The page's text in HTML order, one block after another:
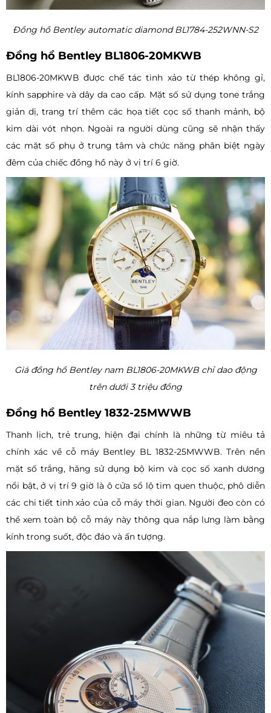
Đồng hồ Bentley automatic diamond BL1784-252WNN-S2
Đồng hồ Bentley BL1806-20MKWB
BL1806-20MKWB được chế tác tinh xảo từ thép không gỉ,
kính sapphire và dây da cao cấp. Mặt số sử dụng tone trắng
giản dị, trang trí thêm các họa tiết cọc số thanh mảnh, bộ
kim dài vót nhọn. Ngoài ra người dùng cũng sẽ nhận thấy
các mặt số phụ ở trung tâm và chức năng phân biệt ngày
đêm của chiếc đồng hồ này ở vị trí 6 giờ.
Giá đồng hồ Bentley nam BL1806-20MKWB chỉ dao động
trên dưới 3 triệu đồng
Đồng hồ Bentley 1832-25MWWB
Thanh lịch, trẻ trung, hiện đại chính là những từ miêu tả
chính xác về cỗ máy Bentley BL 1832-25MWWB. Trên nền
mặt số trắng, hãng sử dụng bộ kim và cọc số xanh dương
nổi bật, ở vị trí 9 giờ là ô cửa sổ lộ tim quen thuộc, phô diễn
các chi tiết tinh xảo của cỗ máy thời gian. Người đeo còn có
thể xem toàn bộ cỗ máy này thông qua nắp lưng làm bằng
kính trong suốt, độc đáo và ấn tượng.